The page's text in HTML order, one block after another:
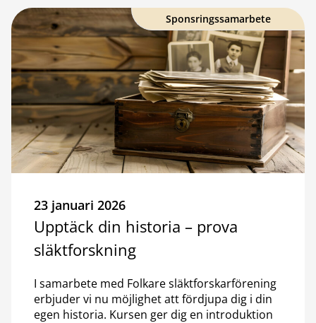
Sponsringssamarbete
23 januari 2026
Upptäck din historia – prova
släktforskning
I samarbete med Folkare släktforskarförening
erbjuder vi nu möjlighet att fördjupa dig i din
egen historia. Kursen ger dig en introduktion